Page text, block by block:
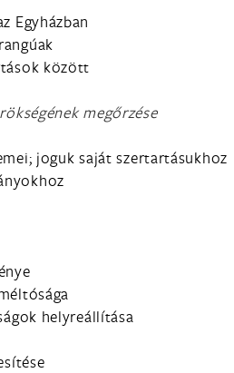
Egyházban
között
megőrzése
joguk saját szertartásukhoz
helyreállítása